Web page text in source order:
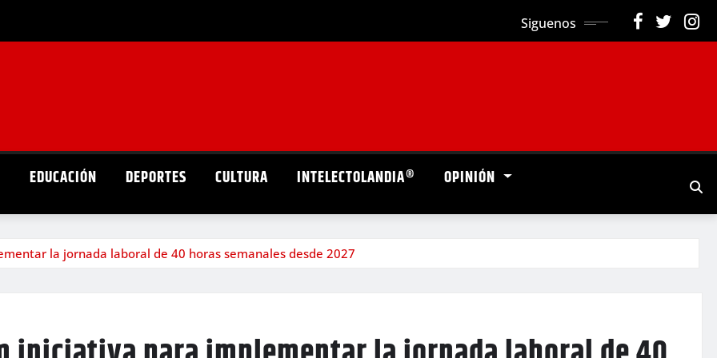
Siguenos
EDUCACIÓN DEPORTES CULTURA INTELECTOLANDIA® OPINIÓN
la jornada laboral de 40 horas semanales desde 2027